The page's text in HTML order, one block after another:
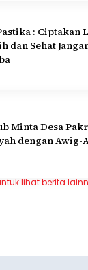
: Ciptakan
dan Sehat
Minta Desa
dengan Awig-
lihat berita